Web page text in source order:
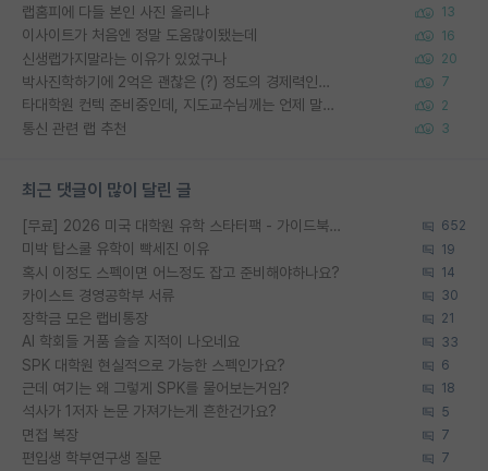
랩홈피에 다들 본인 사진 올리냐 13
이사이트가 처음엔 정말 도움많이됐는데 16
신생랩가지말라는 이유가 있었구나 20
박사진학하기에 2억은 괜찮은 (?) 정도의 경제력인가요 7
타대학원 컨텍 준비중인데, 지도교수님께는 언제 말씀드려야 할까요? 2
통신 관련 랩 추천 3
최근 댓글이 많이 달린 글
[무료] 2026 미국 대학원 유학 스타터팩 - 가이드북 & 합격자 컨택메일 템플릿 652
미박 탑스쿨 유학이 빡세진 이유 19
혹시 이정도 스펙이면 어느정도 잡고 준비해야하나요? 14
카이스트 경영공학부 서류 30
장학금 모은 랩비통장 21
AI 학회들 거품 슬슬 지적이 나오네요 33
SPK 대학원 현실적으로 가능한 스펙인가요? 6
근데 여기는 왜 그렇게 SPK를 물어보는거임? 18
석사가 1저자 논문 가져가는게 흔한건가요? 5
면접 복장 7
편입생 학부연구생 질문 7